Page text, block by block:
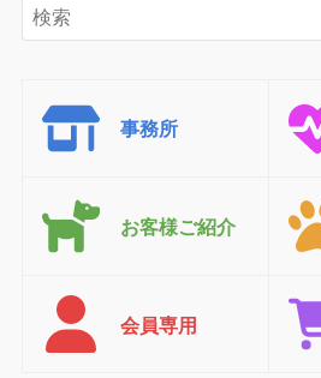
事務所
お客様ご紹介
会員専用